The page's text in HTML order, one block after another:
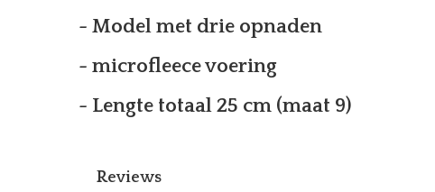
- Model met drie opnaden
- microfleece voering
- Lengte totaal 25 cm (maat 9)
Reviews